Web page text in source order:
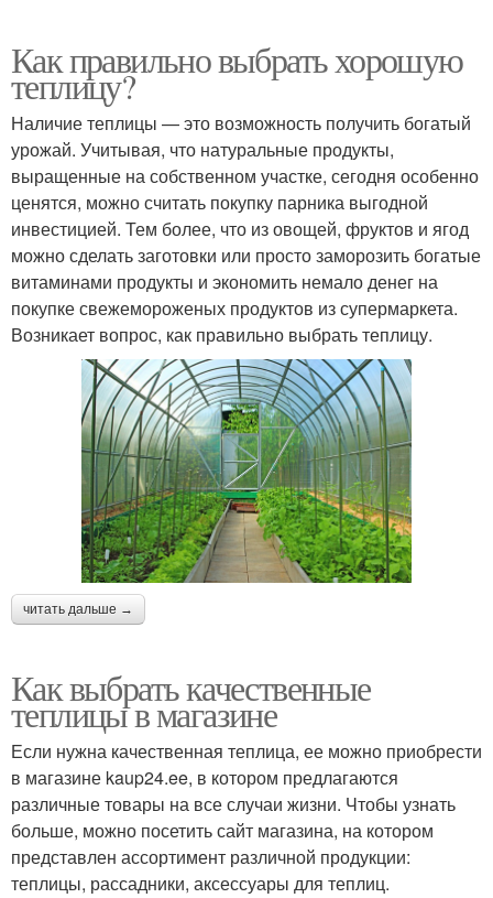
Как правильно выбрать хорошую
теплицу?
Наличие теплицы — это возможность получить богатый
урожай. Учитывая, что натуральные продукты,
выращенные на собственном участке, сегодня особенно
ценятся, можно считать покупку парника выгодной
инвестицией. Тем более, что из овощей, фруктов и ягод
можно сделать заготовки или просто заморозить богатые
витаминами продукты и экономить немало денег на
покупке свежемороженых продуктов из супермаркета.
Возникает вопрос, как правильно выбрать теплицу.
читать дальше →
Как выбрать качественные
теплицы в магазине
Если нужна качественная теплица, ее можно приобрести
в магазине kaup24.ee, в котором предлагаются
различные товары на все случаи жизни. Чтобы узнать
больше, можно посетить сайт магазина, на котором
представлен ассортимент различной продукции:
теплицы, рассадники, аксессуары для теплиц.